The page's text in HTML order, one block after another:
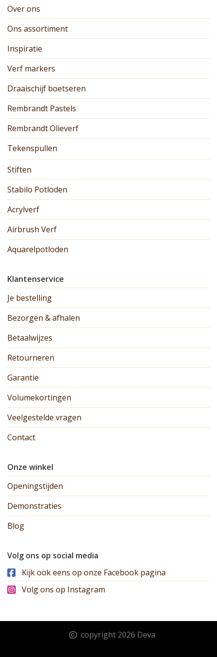
Over ons
Ons assortiment
Inspiratie
Verf markers
Draaischijf boetseren
Rembrandt Pastels
Rembrandt Olieverf
Tekenspullen
Stiften
Stabilo Potloden
Acrylverf
Airbrush Verf
Aquarelpotloden
Klantenservice
Je bestelling
Bezorgen & afhalen
Betaalwijzes
Retourneren
Garantie
Volumekortingen
Veelgestelde vragen
Contact
Onze winkel
Openingstijden
Demonstraties
Blog
Volg ons op social media
Kijk ook eens op onze Facebook pagina
Volg ons op Instagram
copyright 2026 Deva